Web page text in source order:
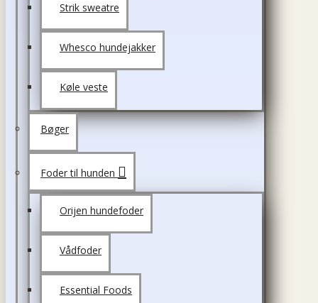
Strik sweatre
Whesco hundejakker
Køle veste
Bøger
Foder til hunden
Orijen hundefoder
Vådfoder
Essential Foods